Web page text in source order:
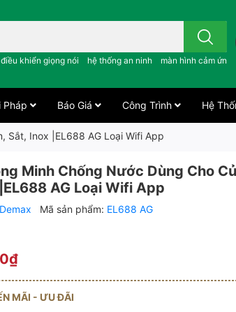
âm thanh đa vùng ; điều khiển giọng nói ;
điều khiển giọng nói hệ thống an ninh màn hình cảm ứng
Pháp Báo Giá Công Trình Hệ
Sắt, Inox |EL688 AG Loại Wifi App
Minh Chống Nước Dùng Cho
AG Loại Wifi App
Demax Mã sản phẩm: EL688 AG
MÃI - ƯU ĐÃI